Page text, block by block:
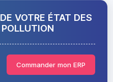
VOTRE ÉTAT DES
Commander mon ERP